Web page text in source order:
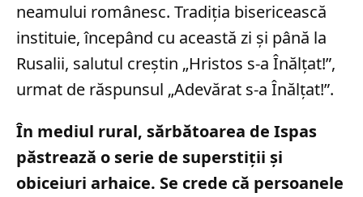
neamului românesc. Tradiția bisericească
instituie, începând cu această zi și până la
Rusalii, salutul creștin „Hristos s-a Înălțat!”,
urmat de răspunsul „Adevărat s-a Înălțat!”.
În mediul rural, sărbătoarea de Ispas
păstrează o serie de superstiții și
obiceiuri arhaice. Se crede că persoanele